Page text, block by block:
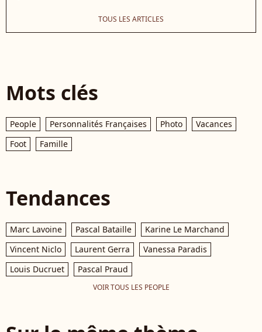
TOUS LES ARTICLES
Mots clés
People Personnalités Françaises Photo
Vacances
Foot
Famille
Tendances
Marc Lavoine Pascal Bataille
Karine Le Marchand
Vincent Niclo
Laurent Gerra
Vanessa Paradis
Louis Ducruet
Pascal Praud
VOIR TOUS LES PEOPLE